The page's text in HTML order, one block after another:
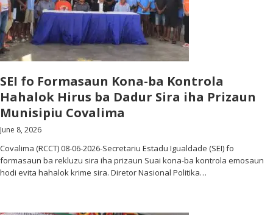
SEI fo Formasaun Kona-ba Kontrola
Hahalok Hirus ba Dadur Sira iha Prizaun
Munisipiu Covalima
June 8, 2026
Covalima (RCCT) 08-06-2026-Secretariu Estadu Igualdade (SEI) fo
formasaun ba rekluzu sira iha prizaun Suai kona-ba kontrola emosaun
hodi evita hahalok krime sira. Diretor Nasional Politika…